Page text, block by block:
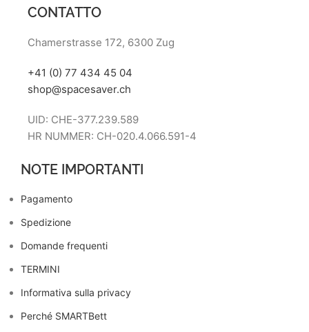
CONTATTO
Chamerstrasse 172, 6300 Zug
+41 (0) 77 434 45 04
shop@spacesaver.ch
UID: CHE-377.239.589
HR NUMMER: CH-020.4.066.591-4
NOTE IMPORTANTI
Pagamento
Spedizione
Domande frequenti
TERMINI
Informativa sulla privacy
Perché SMARTBett